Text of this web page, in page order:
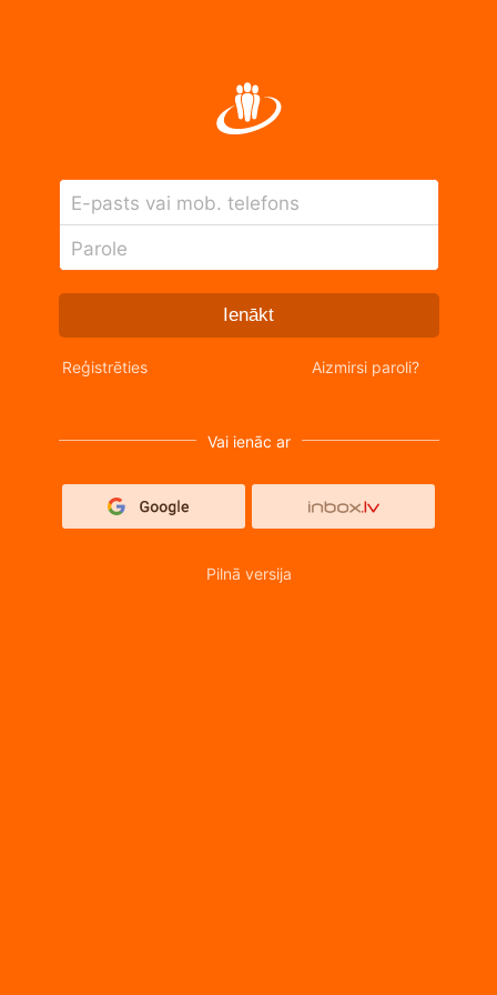
E-pasts vai mob. telefons
Parole
Ienākt
Reģistrēties Aizmirsi paroli?
Vai ienāc ar
Pilnā versija